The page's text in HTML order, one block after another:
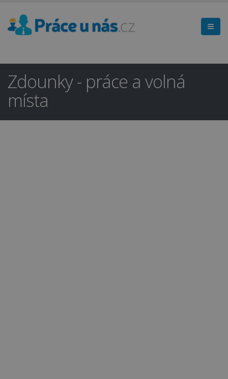
Zdounky - práce a volná
místa